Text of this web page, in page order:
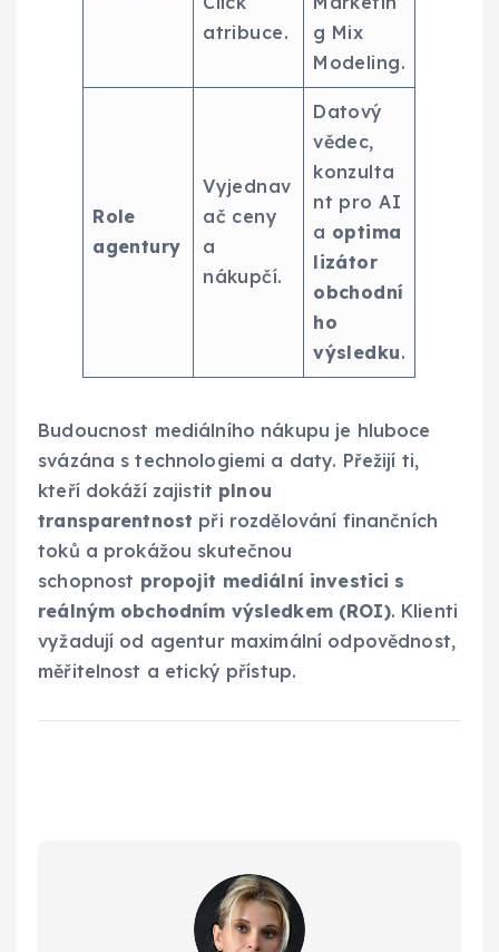
atribuce.
g Mix
Modeling.
Role
agentury
Vyjednav
ač ceny
a
nákupčí.
Datový
vědec,
konzulta
nt pro AI
a optima
lizátor
obchodní
ho
výsledku.
Budoucnost mediálního nákupu je hluboce
svázána s technologiemi a daty. Přežijí ti,
kteří dokáží zajistit plnou
transparentnost při rozdělování finančních
toků a prokážou skutečnou
schopnost propojit mediální investici s
reálným obchodním výsledkem (ROI). Klienti
vyžadují od agentur maximální odpovědnost,
měřitelnost a etický přístup.